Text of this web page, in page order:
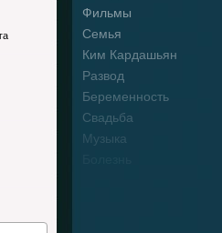
Фильмы
Семья
Ким Кардашьян
Развод
Беременность
Свадьба
Музыка